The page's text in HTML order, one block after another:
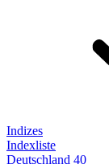
Indizes
Indexliste
Deutschland 40